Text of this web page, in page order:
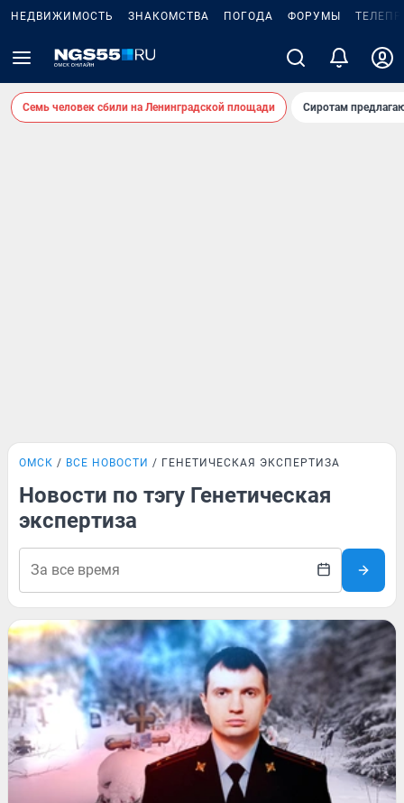
НЕДВИЖИМОСТЬ ЗНАКОМСТВА ПОГОДА ФОРУМЫ
Семь человек сбили на Ленинградской площади Сиротам
ОМСК ВСЕ НОВОСТИ ГЕНЕТИЧЕСКАЯ ЭКСПЕРТИЗА
Новости по тэгу Генетическая
экспертиза